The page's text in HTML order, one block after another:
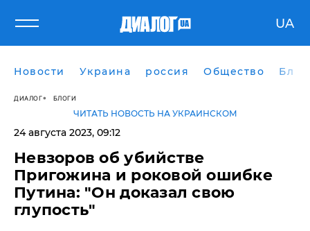
UA
Новости Украина россия Общество
ДИАЛОГ БЛОГИ
ЧИТАТЬ НОВОСТЬ НА УКРАИНСКОМ
24 августа 2023, 09:12
Невзоров об убийстве
Пригожина и роковой ошибке
Путина: "Он доказал свою
глупость"